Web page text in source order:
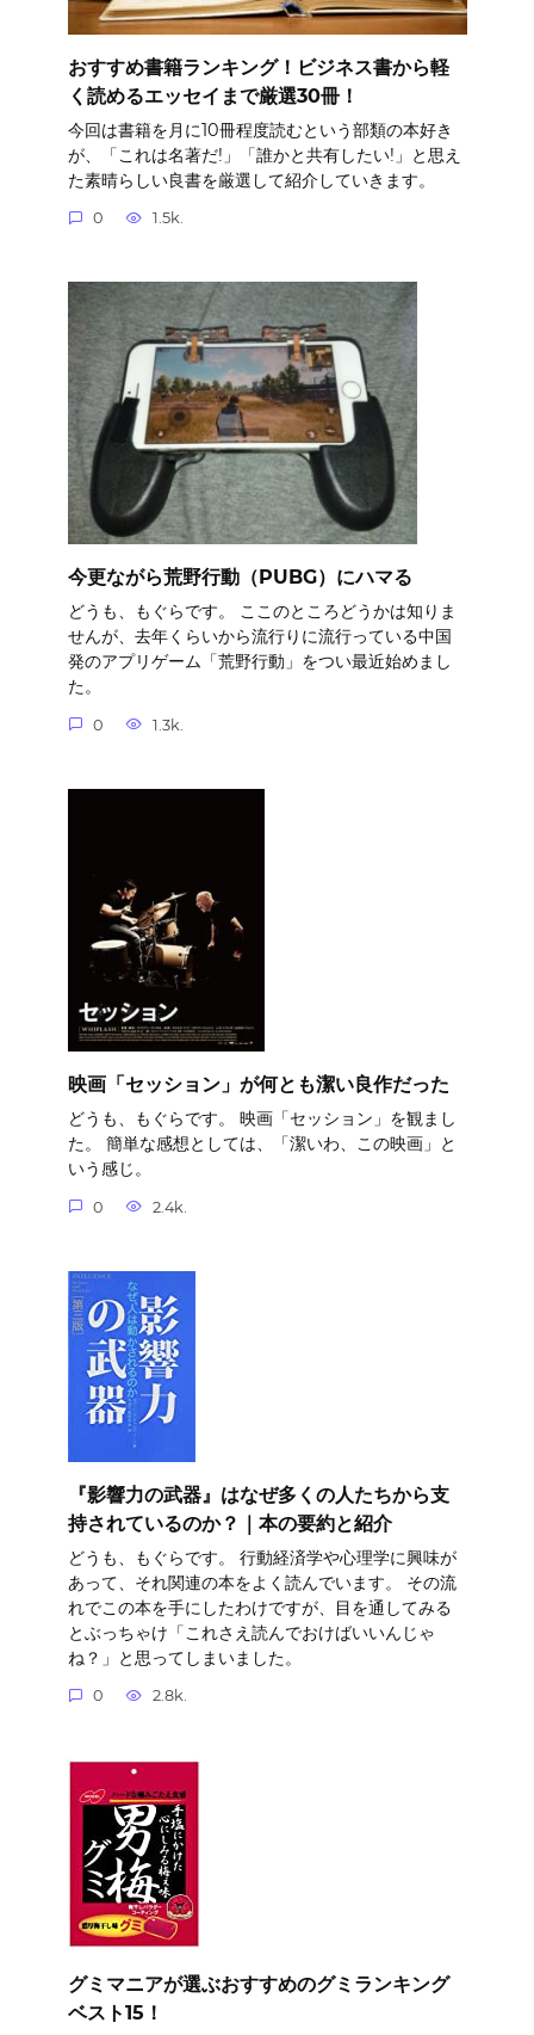
おすすめ書籍ランキング！ビジネス書から軽
く読めるエッセイまで厳選30冊！
今回は書籍を月に10冊程度読むという部類の本好き
が、「これは名著だ!」「誰かと共有したい!」と思え
た素晴らしい良書を厳選して紹介していきます。
0 1.5k.
今更ながら荒野行動（PUBG）にハマる
どうも、もぐらです。 ここのところどうかは知りま
せんが、去年くらいから流行りに流行っている中国
発のアプリゲーム「荒野行動」をつい最近始めまし
た。
0 1.3k.
映画「セッション」が何とも潔い良作だった
どうも、もぐらです。 映画「セッション」を観まし
た。 簡単な感想としては、「潔いわ、この映画」と
いう感じ。
0 2.4k.
『影響力の武器』はなぜ多くの人たちから支
持されているのか？｜本の要約と紹介
どうも、もぐらです。 行動経済学や心理学に興味が
あって、それ関連の本をよく読んでいます。 その流
れでこの本を手にしたわけですが、目を通してみる
とぶっちゃけ「これさえ読んでおけばいいんじゃ
ね？」と思ってしまいました。
0 2.8k.
グミマニアが選ぶおすすめのグミランキング
ベスト15！